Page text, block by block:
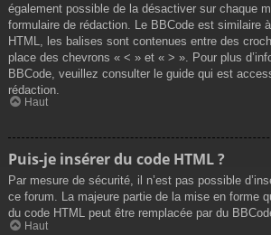
également possible de la désactiver sur chaque
formulaire de rédaction. Le BBCode est similaire
HTML, les balises sont contenues entre des
place des chevrons « < » et « > ». Pour plus
BBCode, veuillez consulter le guide qui est
rédaction.
Haut
Puis-je insérer du code HTML ?
Par mesure de sécurité, il n’est pas possible
ce forum. La majeure partie de la mise en forme
du code HTML peut être remplacée par du
Haut